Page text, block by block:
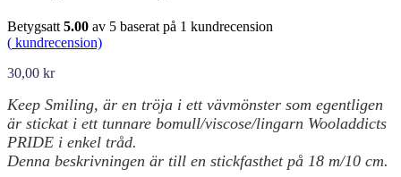
Betygsatt 5.00 av 5 baserat på 1 kundrecension
( kundrecension)
30,00 kr
Keep Smiling, är en tröja i ett vävmönster som egentligen
är stickat i ett tunnare bomull/viscose/lingarn Wooladdicts
PRIDE i enkel tråd.
Denna beskrivningen är till en stickfasthet på 18 m/10 cm.